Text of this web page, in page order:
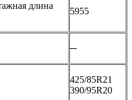
длина
5955
─
425/85R21
390/95R20